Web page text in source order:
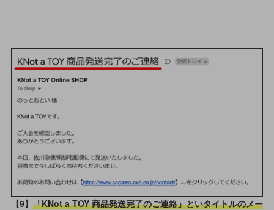
【9】 「KNot a TOY 商品発送完了のご連絡」といタイトルのメー